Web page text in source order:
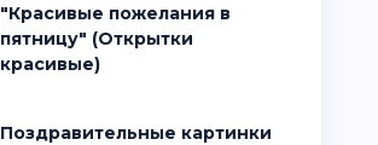
"Красивые пожелания в
пятницу" (Открытки
красивые)
Поздравительные картинки